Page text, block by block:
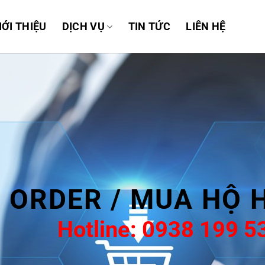
THIỆU DỊCH VỤ TIN TỨC LIÊN HỆ
/ MUA HỘ
Hotline: 0938 199 535